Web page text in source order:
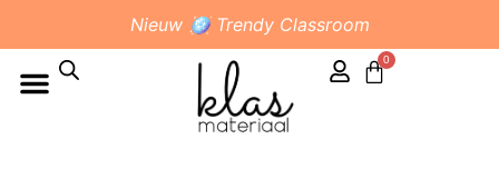
Nieuw 🪩 Trendy Classroom
0